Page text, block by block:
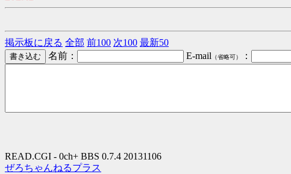
掲示板に戻る 全部 前100 次100 最新50
名前：
E-mail （省略可） ：
READ.CGI - 0ch+ BBS 0.7.4 20131106
ぜろちゃんねるプラス